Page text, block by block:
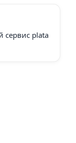
сервис plata